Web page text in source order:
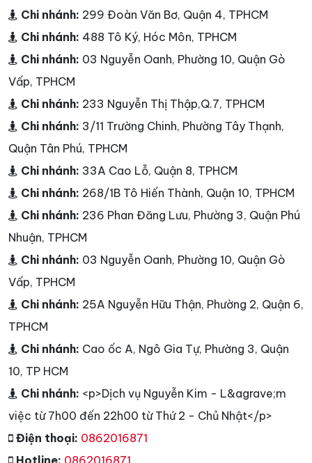
Chi nhánh: 299 Đoàn Văn Bơ, Quận 4, TPHCM
Chi nhánh: 488 Tô Ký, Hóc Môn, TPHCM
Chi nhánh: 03 Nguyễn Oanh, Phường 10, Quận Gò
Vấp, TPHCM
Chi nhánh: 233 Nguyễn Thị Thập,Q.7, TPHCM
Chi nhánh: 3/11 Trường Chinh, Phường Tây Thạnh,
Quận Tân Phú, TPHCM
Chi nhánh: 33A Cao Lỗ, Quận 8, TPHCM
Chi nhánh: 268/1B Tô Hiến Thành, Quận 10, TPHCM
Chi nhánh: 236 Phan Đăng Lưu, Phường 3, Quận Phú
Nhuận, TPHCM
Chi nhánh: 03 Nguyễn Oanh, Phường 10, Quận Gò
Vấp, TPHCM
Chi nhánh: 25A Nguyễn Hữu Thận, Phường 2, Quận 6,
TPHCM
Chi nhánh: Cao ốc A, Ngô Gia Tự, Phường 3, Quận
10, TP HCM
Chi nhánh: <p>Dịch vụ Nguyễn Kim - L&agrave;m
việc từ 7h00 đến 22h00 từ Thứ 2 - Chủ Nhật</p>
Điện thoại: 0862016871
Hotline: 0862016871